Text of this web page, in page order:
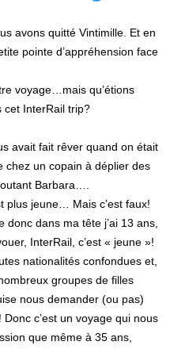
avons quitté Vintimille. Et en
pointe d’appréhension face
voyage…mais qu’étions
cet InterRail trip?
avait fait rêver quand on était
chez un copain à déplier des
Barbara….
plus jeune… Mais c’est faux!
dans ma tête j’ai 13 ans,
InterRail, c’est « jeune »!
nationalités confondues et,
groupes de filles
nous demander (ou pas)
c’est un voyage qui nous
que même à 35 ans,